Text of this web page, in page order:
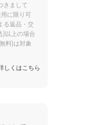
きまして
に限り可
る返品・交
)以上の場合
料)は対象
しくはこちら